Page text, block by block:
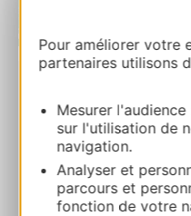
Pour améliorer votre
partenaires utilisons
Mesurer
sur l'utilisation de
navigation.
Analyser et
parcours et
fonction de votre
Rouviaguet
PEGAYROLS
Calcola il tuo